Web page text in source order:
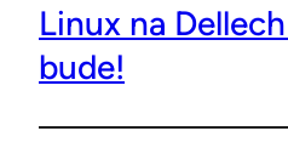
Linux na
bude!